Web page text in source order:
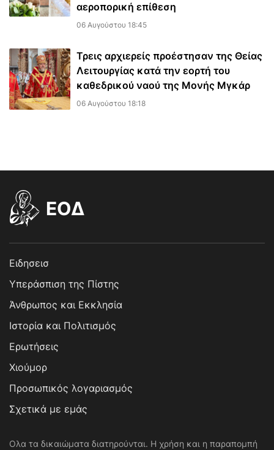
αεροπορική επίθεση
06 Αυγούστου 18:45
Τρεις αρχιερείς προέστησαν της Θείας
Λειτουργίας κατά την εορτή του
καθεδρικού ναού της Μονής Μγκάρ
06 Αυγούστου 18:18
EOΔ
Ειδησεισ
Υπεράσπιση της Πίστης
Άνθρωπος και Εκκλησία
Ιστορία και Πολιτισμός
Ερωτήσεις
Χιούμορ
Προσωπικός λογαριασμός
Σχετικά με εμάς
Ολα τα δικαιώματα διατηρούνται. Η χρήση και η παραπομπή